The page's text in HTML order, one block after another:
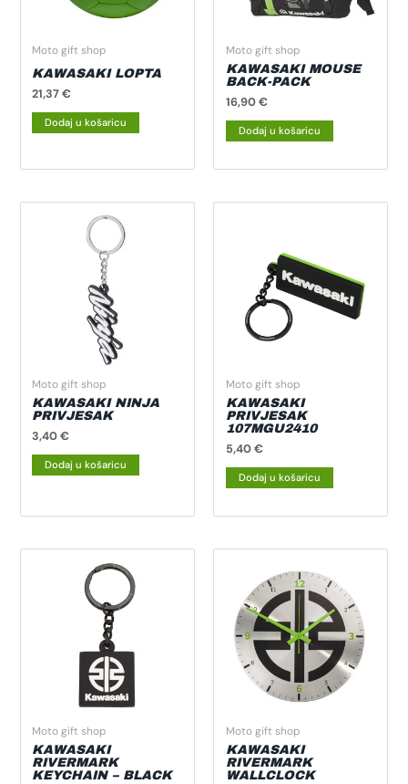
Moto gift shop
KAWASAKI LOPTA
21,37€
Dodaj u košaricu
Moto gift shop
KAWASAKI MOUSE
BACK-PACK
16,90€
Dodaj u košaricu
Moto gift shop
KAWASAKI NINJA
PRIVJESAK
3,40€
Dodaj u košaricu
Moto gift shop
KAWASAKI
PRIVJESAK
107MGU2410
5,40€
Dodaj u košaricu
Moto gift shop
KAWASAKI
RIVERMARK
KEYCHAIN – BLACK
Moto gift shop
KAWASAKI
RIVERMARK
WALLCLOCK